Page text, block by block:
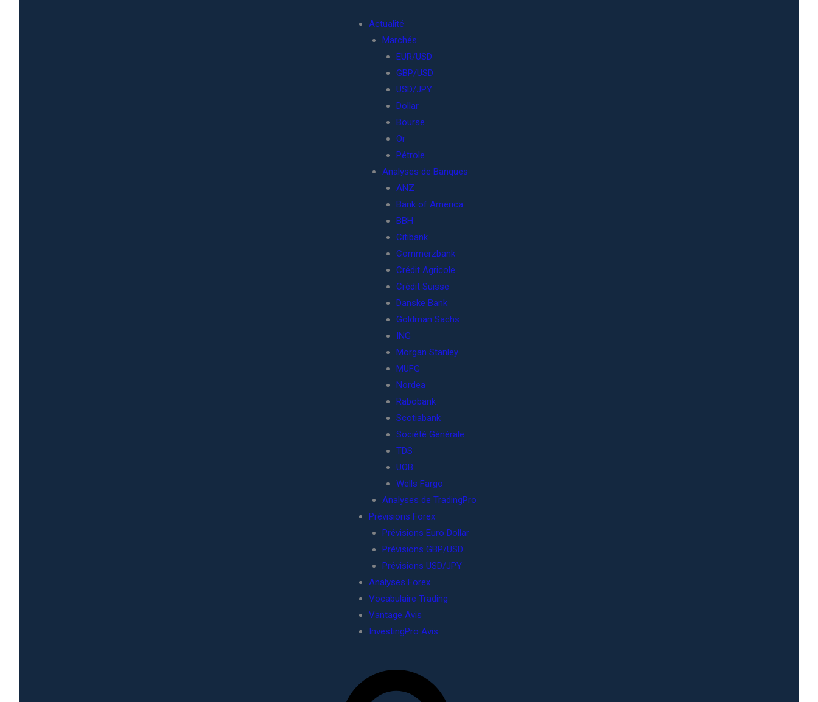
Actualité
Marchés
EUR/USD
GBP/USD
USD/JPY
Dollar
Bourse
Or
Pétrole
Analyses de Banques
ANZ
Bank of America
BBH
Citibank
Commerzbank
Crédit Agricole
Crédit Suisse
Danske Bank
Goldman Sachs
ING
Morgan Stanley
MUFG
Nordea
Rabobank
Scotiabank
Société Générale
TDS
UOB
Wells Fargo
Analyses de TradingPro
Prévisions Forex
Prévisions Euro Dollar
Prévisions GBP/USD
Prévisions USD/JPY
Analyses Forex
Vocabulaire Trading
Vantage Avis
InvestingPro Avis